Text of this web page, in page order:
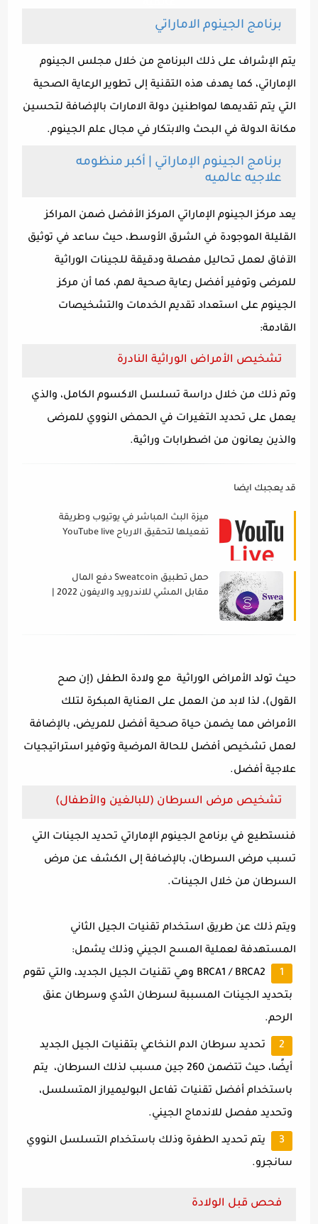
برنامج الجينوم الاماراتي
يتم الإشراف على ذلك البرنامج من خلال مجلس الجينوم
الإماراتي، كما يهدف هذه التقنية إلى تطوير الرعاية الصحية
التي يتم تقديمها لمواطنين دولة الامارات بالإضافة لتحسين
مكانة الدولة في البحث والابتكار في مجال علم الجينوم.
برنامج الجينوم الإماراتي | أكبر منظومه
علاجيه عالميه
يعد مركز الجينوم الإماراتي المركز الأفضل ضمن المراكز
القليلة الموجودة في الشرق الأوسط، حيث ساعد في توثيق
الآفاق لعمل تحاليل مفصلة ودقيقة للجينات الوراثية
للمرضى وتوفير أفضل رعاية صحية لهم، كما أن مركز
الجينوم على استعداد تقديم الخدمات والتشخيصات
القادمة:
تشخيص الأمراض الوراثية النادرة
وتم ذلك من خلال دراسة تسلسل الاكسوم الكامل، والذي
يعمل على تحديد التغيرات في الحمض النووي للمرضى
والذين يعانون من اضطرابات وراثية.
قد يعجبك ايضا
ميزة البث المباشر في يوتيوب وطريقة
تفعيلها لتحقيق الارباح YouTube live
حمل تطبيق Sweatcoin دفع المال
حيث تولد الأمراض الوراثية مع ولادة الطفل (إن صح
القول)، لذا لابد من العمل على العناية المبكرة لتلك
الأمراض مما يضمن حياة صحية أفضل للمريض، بالإضافة
لعمل تشخيص أفضل للحالة المرضية وتوفير استراتيجيات
علاجية أفضل.
تشخيص مرض السرطان (للبالغين والأطفال)
فنستطيع في برنامج الجينوم الإماراتي تحديد الجينات التي
تسبب مرض السرطان، بالإضافة إلى الكشف عن مرض
السرطان من خلال الجينات.
ويتم ذلك عن طريق استخدام تقنيات الجيل الثاني
المستهدفة لعملية المسح الجيني وذلك يشمل:
BRCA1 / BRCA2 وهي تقنيات الجيل الجديد، والتي تقوم
بتحديد الجينات المسببة لسرطان الثدي وسرطان عنق
الرحم.
تحديد سرطان الدم النخاعي بتقنيات الجيل الجديد
أيضًا، حيث تتضمن 260 جين مسبب لذلك السرطان، يتم
باستخدام أفضل تقنيات تفاعل البوليميراز المتسلسل،
وتحديد مفصل للاندماج الجيني.
يتم تحديد الطفرة وذلك باستخدام التسلسل النووي
سانجرو.
فحص قبل الولادة